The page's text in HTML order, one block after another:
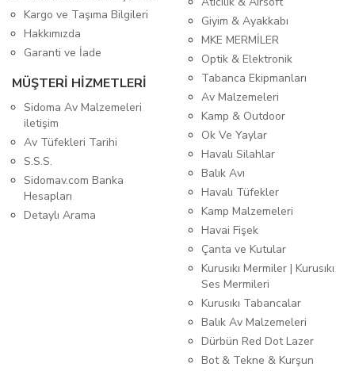
Kargo ve Taşıma Bilgileri
Hakkımızda
Garanti ve İade
MÜŞTERİ HİZMETLERİ
Sidoma Av Malzemeleri
iletişim
Av Tüfekleri Tarihi
S.S.S.
Sidomav.com Banka
Hesapları
Detaylı Arama
Giyim & Ayakkabı
MKE MERMİLER
Optik & Elektronik
Tabanca Ekipmanları
Av Malzemeleri
Kamp & Outdoor
Ok Ve Yaylar
Havalı Silahlar
Balık Avı
Havalı Tüfekler
Kamp Malzemeleri
Havai Fişek
Çanta ve Kutular
Kurusıkı Mermiler | Kurusıkı
Ses Mermileri
Kurusıkı Tabancalar
Balık Av Malzemeleri
Dürbün Red Dot Lazer
Bot & Tekne & Kurşun